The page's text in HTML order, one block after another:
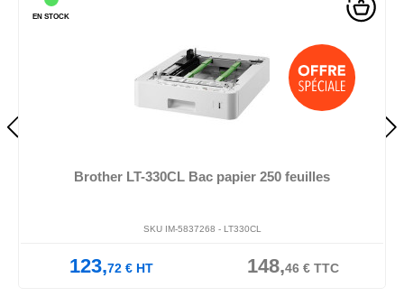
Brother LT-330CL Bac papier 250 feuilles
SKU IM-5837268 - LT330CL
123,72 € HT 148,46€TTC
EN STOCK